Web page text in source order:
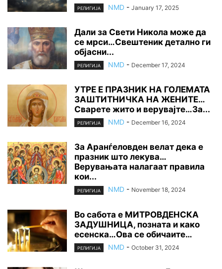
РЕЛИГИЈА NMD - January 17, 2025
Дали за Свети Никола може да
се мрси…Свештеник детално ги
објасни...
РЕЛИГИЈА NMD - December 17, 2024
УТРЕ Е ПРАЗНИК НА ГОЛЕМАТА
ЗАШТИТНИЧКА НА ЖЕНИТЕ…
Сварете жито и верувајте…За...
РЕЛИГИЈА NMD - December 16, 2024
За Аранѓеловдeн велат дека е
празник што лекува…
Верувањата налагаат правила
кои...
РЕЛИГИЈА NMD - November 18, 2024
Во сабота е МИТРОВДЕНСКА
ЗАДУШНИЦА, позната и како
есенска…Ова се обичаите…
РЕЛИГИЈА NMD - October 31, 2024